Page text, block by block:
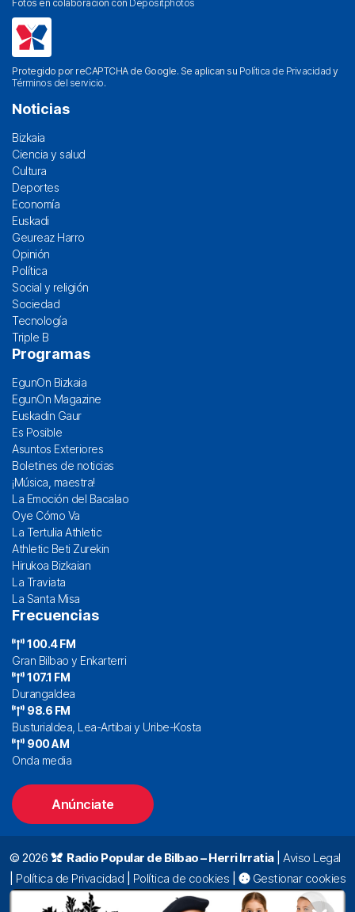
Fotos en colaboración con Depositphotos
Protegido por reCAPTCHA de Google. Se aplican su Política de Privacidad y
Términos del servicio.
Noticias
Bizkaia
Ciencia y salud
Cultura
Deportes
Economía
Euskadi
Geureaz Harro
Opinión
Política
Social y religión
Sociedad
Tecnología
Triple B
Programas
EgunOn Bizkaia
EgunOn Magazine
Euskadin Gaur
Es Posible
Asuntos Exteriores
Boletines de noticias
¡Música, maestra!
La Emoción del Bacalao
Oye Cómo Va
La Tertulia Athletic
Athletic Beti Zurekin
Hirukoa Bizkaian
La Traviata
La Santa Misa
Frecuencias
100.4 FM
Gran Bilbao y Enkarterri
107.1 FM
Durangaldea
98.6 FM
Busturialdea, Lea-Artibai y Uribe-Kosta
900 AM
Onda media
Anúnciate
© 2026 Radio Popular de Bilbao – Herri Irratia| Aviso Legal
Política de Privacidad Política de cookies
Gestionar cookies
Alda. Mazarredo, 47 – 7º 48009 Bilbao |
94 423 92 00|